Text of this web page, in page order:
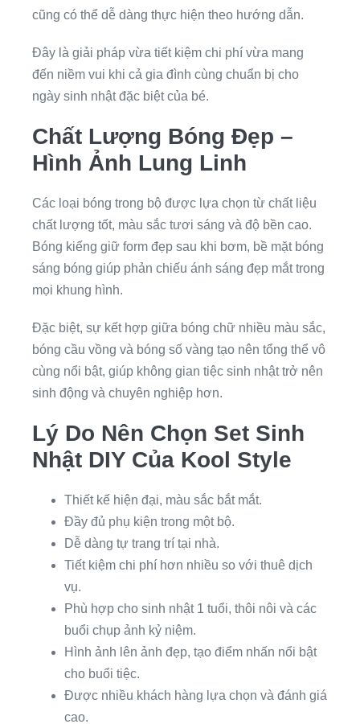
cũng có thể dễ dàng thực hiện theo hướng dẫn.
Đây là giải pháp vừa tiết kiệm chi phí vừa mang
đến niềm vui khi cả gia đình cùng chuẩn bị cho
ngày sinh nhật đặc biệt của bé.
Chất Lượng Bóng Đẹp –
Hình Ảnh Lung Linh
Các loại bóng trong bộ được lựa chọn từ chất liệu
chất lượng tốt, màu sắc tươi sáng và độ bền cao.
Bóng kiếng giữ form đẹp sau khi bơm, bề mặt bóng
sáng bóng giúp phản chiếu ánh sáng đẹp mắt trong
mọi khung hình.
Đặc biệt, sự kết hợp giữa bóng chữ nhiều màu sắc,
bóng cầu vồng và bóng số vàng tạo nên tổng thể vô
cùng nổi bật, giúp không gian tiệc sinh nhật trở nên
sinh động và chuyên nghiệp hơn.
Lý Do Nên Chọn Set Sinh
Nhật DIY Của Kool Style
Thiết kế hiện đại, màu sắc bắt mắt.
Đầy đủ phụ kiện trong một bộ.
Dễ dàng tự trang trí tại nhà.
Tiết kiệm chi phí hơn nhiều so với thuê dịch
vụ.
Phù hợp cho sinh nhật 1 tuổi, thôi nôi và các
buổi chụp ảnh kỷ niệm.
Hình ảnh lên ảnh đẹp, tạo điểm nhấn nổi bật
cho buổi tiệc.
Được nhiều khách hàng lựa chọn và đánh giá
cao.